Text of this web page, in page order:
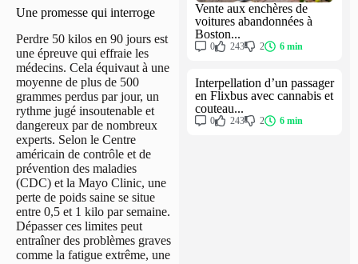
Une promesse qui interroge
Perdre 50 kilos en 90 jours est
une épreuve qui effraie les
médecins. Cela équivaut à une
moyenne de plus de 500
grammes perdus par jour, un
rythme jugé insoutenable et
dangereux par de nombreux
experts. Selon le Centre
américain de contrôle et de
prévention des maladies
(CDC) et la Mayo Clinic, une
perte de poids saine se situe
entre 0,5 et 1 kilo par semaine.
Dépasser ces limites peut
entraîner des problèmes graves
comme la fatigue extrême, une
Vente aux enchères de
voitures abandonnées à
Boston...
0 243 2 6 min
Interpellation d’un passager
en Flixbus avec cannabis et
couteau...
0 243 2 6 min